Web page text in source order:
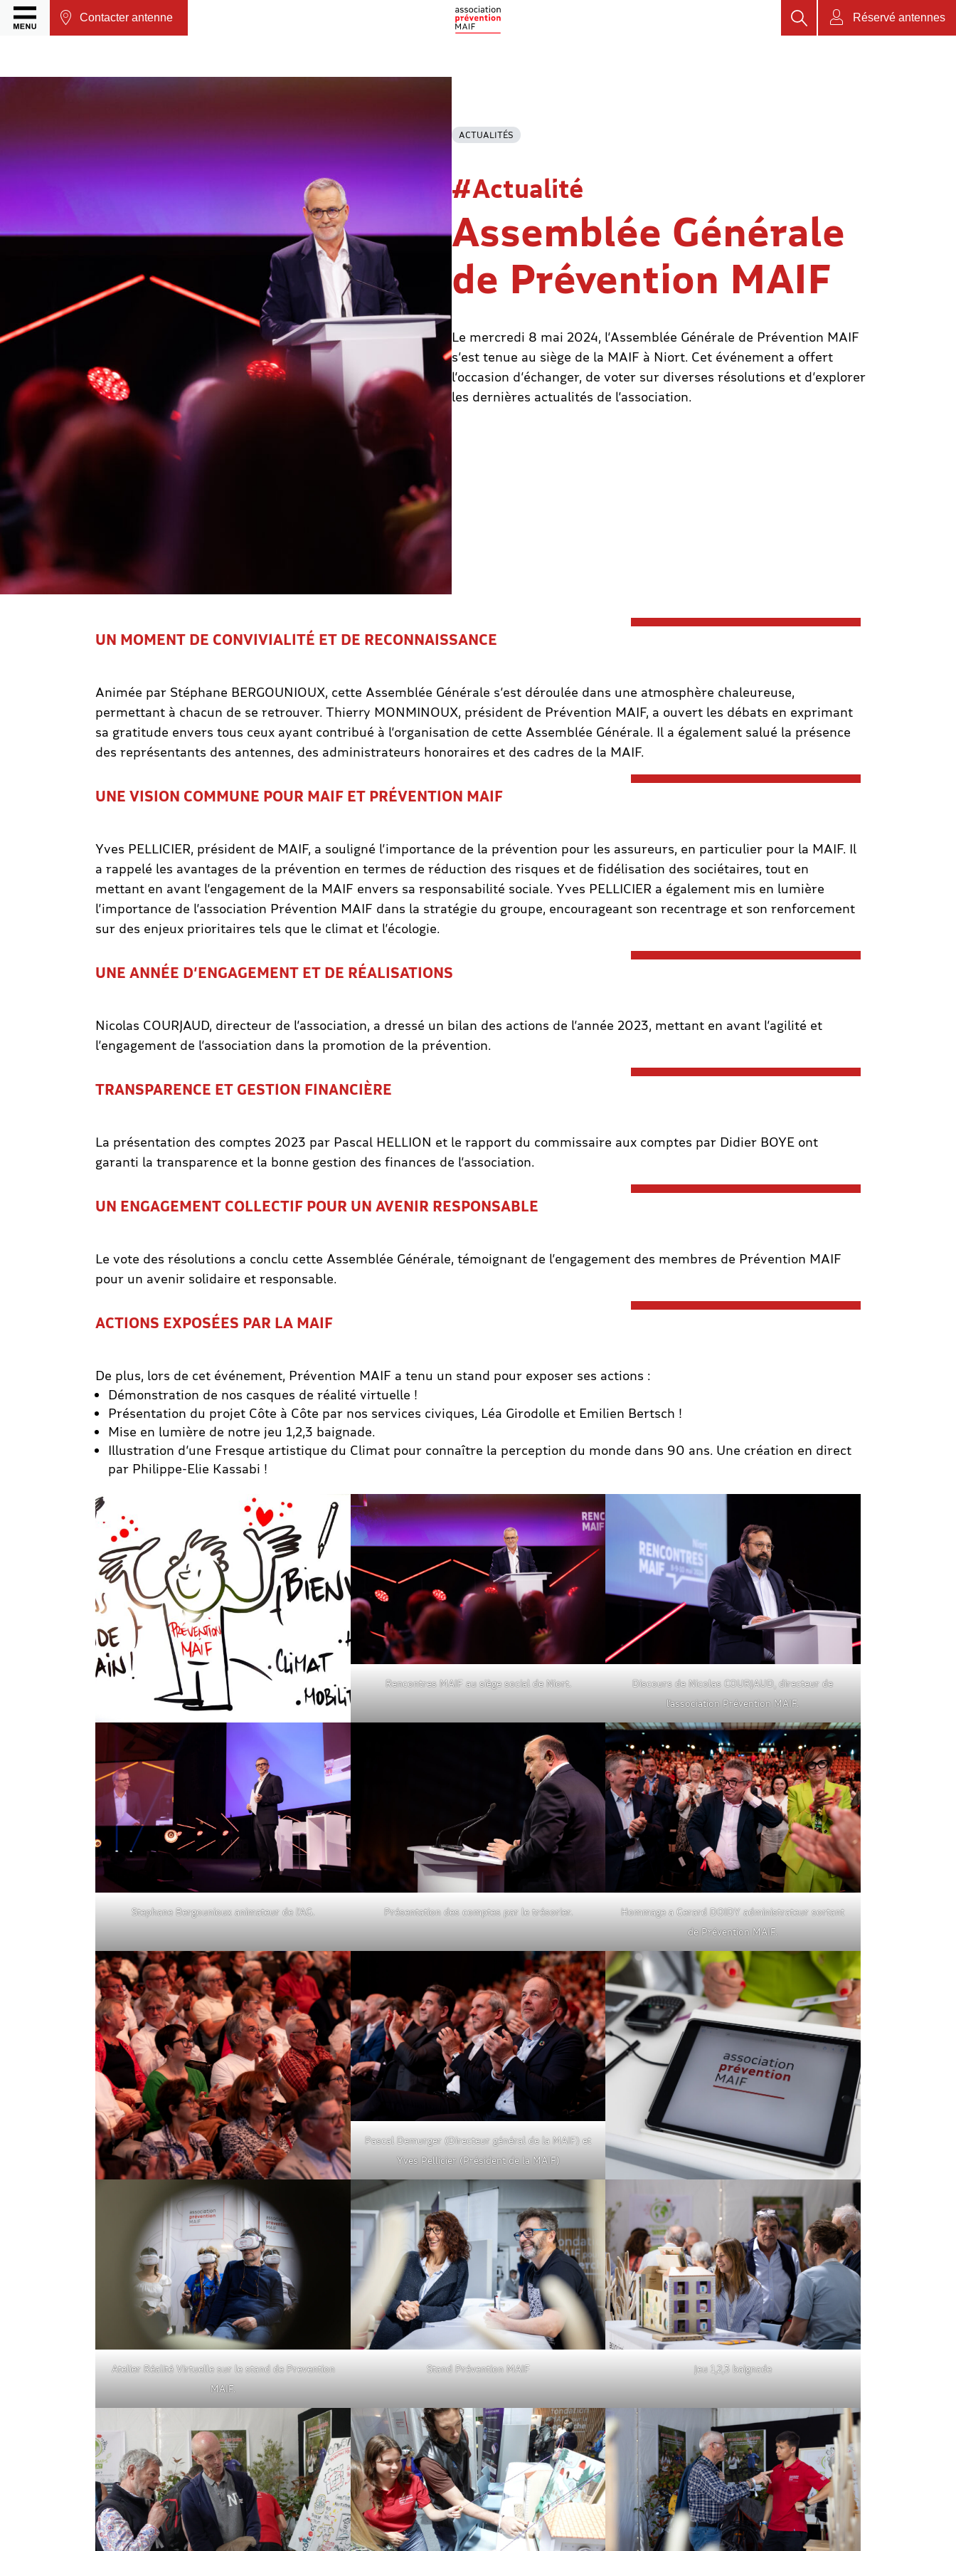
Contacter antenne Réservé antennes
Rechercher
ACTUALITÉS
#Actualité
Assemblée Générale
de Prévention MAIF
Le mercredi 8 mai 2024, l’Assemblée Générale de Prévention MAIF
s’est tenue au siège de la MAIF à Niort. Cet événement a offert
l’occasion d’échanger, de voter sur diverses résolutions et d’explorer
les dernières actualités de l’association.
UN MOMENT DE CONVIVIALITÉ ET DE RECONNAISSANCE
Animée par Stéphane BERGOUNIOUX, cette Assemblée Générale s’est déroulée dans une atmosphère chaleureuse,
permettant à chacun de se retrouver. Thierry MONMINOUX, président de Prévention MAIF, a ouvert les débats en exprimant
sa gratitude envers tous ceux ayant contribué à l’organisation de cette Assemblée Générale. Il a également salué la présence
des représentants des antennes, des administrateurs honoraires et des cadres de la MAIF.
UNE VISION COMMUNE POUR MAIF ET PRÉVENTION MAIF
Yves PELLICIER, président de MAIF, a souligné l’importance de la prévention pour les assureurs, en particulier pour la MAIF. Il
a rappelé les avantages de la prévention en termes de réduction des risques et de fidélisation des sociétaires, tout en
mettant en avant l’engagement de la MAIF envers sa responsabilité sociale. Yves PELLICIER a également mis en lumière
l’importance de l’association Prévention MAIF dans la stratégie du groupe, encourageant son recentrage et son renforcement
sur des enjeux prioritaires tels que le climat et l’écologie.
UNE ANNÉE D’ENGAGEMENT ET DE RÉALISATIONS
Nicolas COURJAUD, directeur de l’association, a dressé un bilan des actions de l’année 2023, mettant en avant l’agilité et
l’engagement de l’association dans la promotion de la prévention.
TRANSPARENCE ET GESTION FINANCIÈRE
La présentation des comptes 2023 par Pascal HELLION et le rapport du commissaire aux comptes par Didier BOYE ont
garanti la transparence et la bonne gestion des finances de l’association.
UN ENGAGEMENT COLLECTIF POUR UN AVENIR RESPONSABLE
Le vote des résolutions a conclu cette Assemblée Générale, témoignant de l’engagement des membres de Prévention MAIF
pour un avenir solidaire et responsable.
ACTIONS EXPOSÉES PAR LA MAIF
De plus, lors de cet événement, Prévention MAIF a tenu un stand pour exposer ses actions :
Démonstration de nos casques de réalité virtuelle !
Présentation du projet Côte à Côte par nos services civiques, Léa Girodolle et Emilien Bertsch !
Mise en lumière de notre jeu 1,2,3 baignade.
Illustration d’une Fresque artistique du Climat pour connaître la perception du monde dans 90 ans. Une création en direct
par Philippe-Elie Kassabi !
Rencontres MAIF au siège social de Niort.
Discours de Nicolas COURJAUD, directeur de
l’association Prévention MAIF.
Stephane Bergounioux animateur de l’AG. Présentation des comptes par le trésorier.
Hommage a Gerard DOIDY administrateur sortant
de Prévention MAIF.
Pascal Demurger (Directeur général de la MAIF) et
Yves Pellicier (Président de la MAIF)
Atelier Réalité Virtuelle sur le stand de Prevention
MAIF.
Stand Prévention MAIF Jeu 1,2,3 baignade